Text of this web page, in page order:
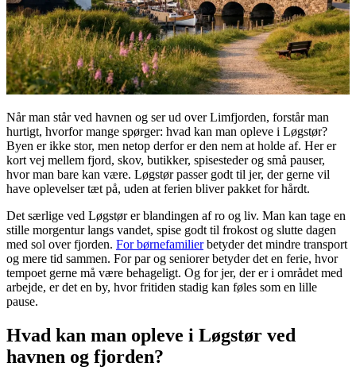
Når man står ved havnen og ser ud over Limfjorden, forstår man
hurtigt, hvorfor mange spørger: hvad kan man opleve i Løgstør?
Byen er ikke stor, men netop derfor er den nem at holde af. Her er
kort vej mellem fjord, skov, butikker, spisesteder og små pauser,
hvor man bare kan være. Løgstør passer godt til jer, der gerne vil
have oplevelser tæt på, uden at ferien bliver pakket for hårdt.
Det særlige ved Løgstør er blandingen af ro og liv. Man kan tage en
stille morgentur langs vandet, spise godt til frokost og slutte dagen
med sol over fjorden. For børnefamilierbetyder det mindre transport
og mere tid sammen. For par og seniorer betyder det en ferie, hvor
tempoet gerne må være behageligt. Og for jer, der er i området med
arbejde, er det en by, hvor fritiden stadig kan føles som en lille
pause.
Hvad kan man opleve i Løgstør ved
havnen og fjorden?